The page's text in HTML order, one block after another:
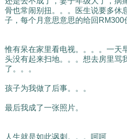
骨也常闹别扭。。。医生说要多休
子，每个月意思意思的给回RM300
惟有呆在家里看电视。。。。一天
头没有起来扫地。。。想去房里骂
了。。。
孩子为我做了后事。。。
最后我成了一张照片。
人生就是如此讽刺。。。呵呵